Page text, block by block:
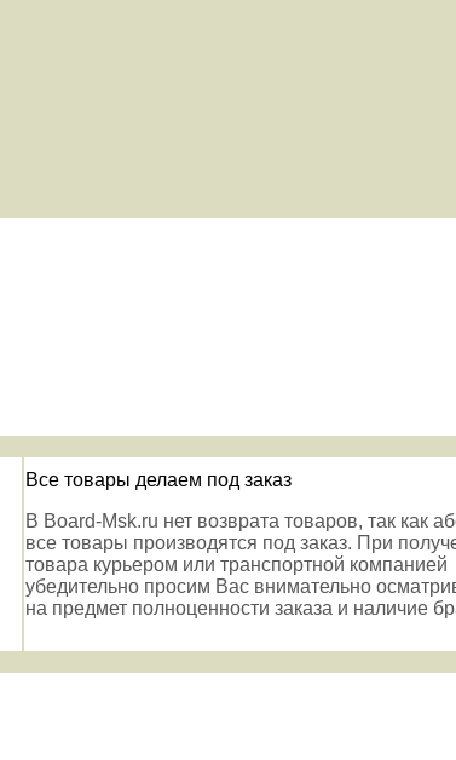
Все товары делаем под заказ
В Board-Msk.ru нет возврата товаров, так как
все товары производятся под заказ. При
товара курьером или транспортной компанией
убедительно просим Вас внимательно
на предмет полноценности заказа и наличие